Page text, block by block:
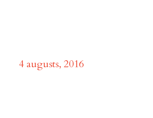
4 augusts, 2016